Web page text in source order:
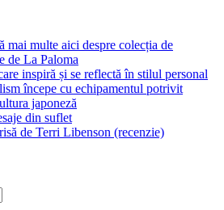
mai multe aici despre colecția de
de La Paloma
inspiră și se reflectă în stilul personal
începe cu echipamentul potrivit
japoneză
din suflet
de Terri Libenson (recenzie)